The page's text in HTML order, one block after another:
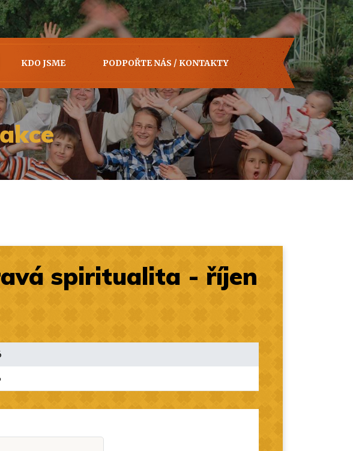
KDO JSME PODPOŘTE NÁS / KONTAKTY
spiritualita - říjen